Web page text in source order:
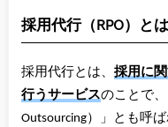
採用代行（RPO）とは
採用代行とは、 採用に
行うサービスのことで、
Outsourcing）」とも呼ば